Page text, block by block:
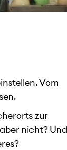
Vom
zur
nicht? Und